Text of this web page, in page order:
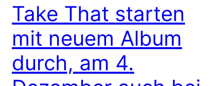
Take That starten
mit neuem Album
durch, am 4.